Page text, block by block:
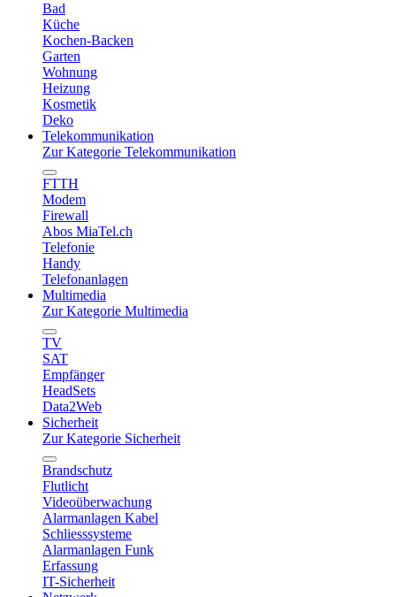
Bad
Küche
Kochen-Backen
Garten
Wohnung
Heizung
Kosmetik
Deko
Telekommunikation
Zur Kategorie Telekommunikation
FTTH
Modem
Firewall
Abos MiaTel.ch
Telefonie
Handy
Telefonanlagen
Multimedia
Zur Kategorie Multimedia
TV
SAT
Empfänger
HeadSets
Data2Web
Sicherheit
Zur Kategorie Sicherheit
Brandschutz
Flutlicht
Videoüberwachung
Alarmanlagen Kabel
Schliesssysteme
Alarmanlagen Funk
Erfassung
IT-Sicherheit